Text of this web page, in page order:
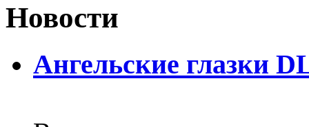
Новости
Ангельские глазки